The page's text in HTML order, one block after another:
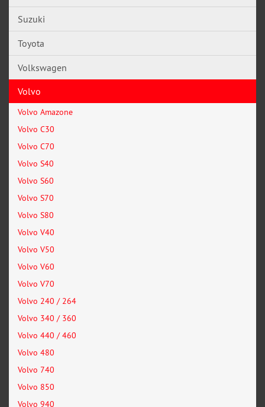
Suzuki
Toyota
Volkswagen
Volvo
Volvo Amazone
Volvo C30
Volvo C70
Volvo S40
Volvo S60
Volvo S70
Volvo S80
Volvo V40
Volvo V50
Volvo V60
Volvo V70
Volvo 240 / 264
Volvo 340 / 360
Volvo 440 / 460
Volvo 480
Volvo 740
Volvo 850
Volvo 940